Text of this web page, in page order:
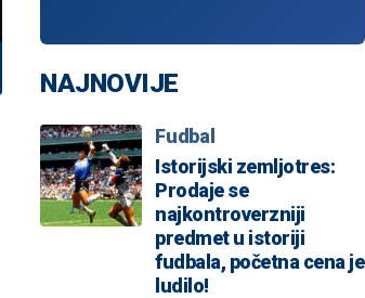
NAJNOVIJE
Fudbal
Istorijski zemljotres:
Prodaje se
najkontroverzniji
predmet u istoriji
fudbala, početna cena je
ludilo!